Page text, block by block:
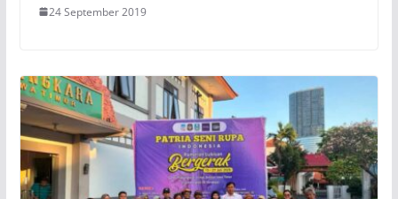
24 September 2019